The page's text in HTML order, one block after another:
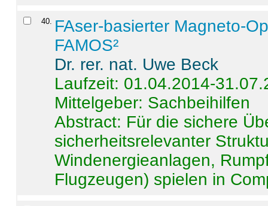
40. FAser-basierter Magneto-
FAMOS²
Dr. rer. nat. Uwe Beck
Laufzeit: 01.04.2014-
Mittelgeber: Sachbeihilfen
Abstract: Für die sichere
sicherheitsrelevanter
Windenergieanlagen,
Flugzeugen) spielen in